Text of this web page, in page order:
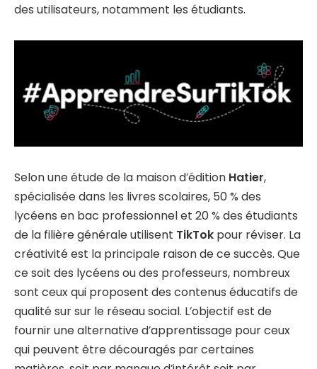
des utilisateurs, notamment les étudiants.
Selon une étude de la maison d’édition Hatier,
spécialisée dans les livres scolaires, 50 % des
lycéens en bac professionnel et 20 % des étudiants
de la filière générale utilisent TikTok pour réviser. La
créativité est la principale raison de ce succès. Que
ce soit des lycéens ou des professeurs, nombreux
sont ceux qui proposent des contenus éducatifs de
qualité sur sur le réseau social. L’objectif est de
fournir une alternative d’apprentissage pour ceux
qui peuvent être découragés par certaines